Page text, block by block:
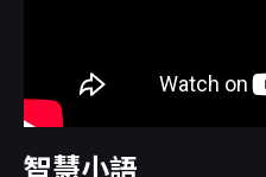
智慧小語